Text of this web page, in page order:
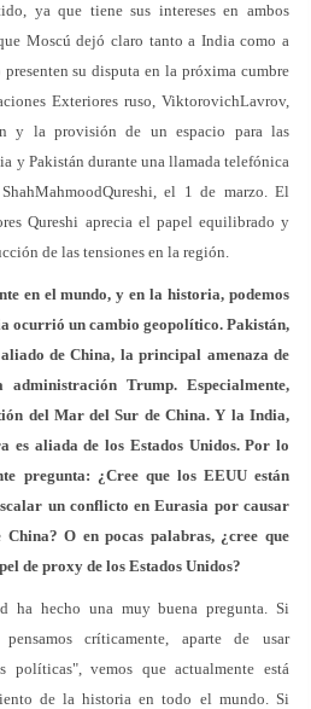
ya que tiene sus intereses en ambos
Moscú dejó claro tanto a India como a
su disputa en la próxima cumbre
Exteriores ruso, ViktorovichLavrov,
y la provisión de un espacio para las
y Pakistán durante una llamada telefónica
el 1 de marzo. El
Qureshi aprecia el papel equilibrado y
de las tensiones en la región.
en el mundo, y en la historia, podemos
ocurrió un cambio geopolítico. Pakistán,
de China, la principal amenaza de
Trump. Especialmente,
del Mar del Sur de China. Y la India,
es aliada de los Estados Unidos. Por lo
pregunta: ¿Cree que los EEUU están
un conflicto en Eurasia por causar
O en pocas palabras, ¿cree que
de proxy de los Estados Unidos?
ha hecho una muy buena pregunta. Si
críticamente, aparte de usar
políticas", vemos que actualmente está
de la historia en todo el mundo. Si